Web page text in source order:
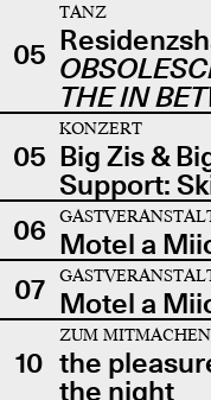
05
TANZ
THE IN
05
KONZERT
Big Zis &
Support:
06 Motel a
07 Motel a
10
ZUM MITMACHEN
the
the night